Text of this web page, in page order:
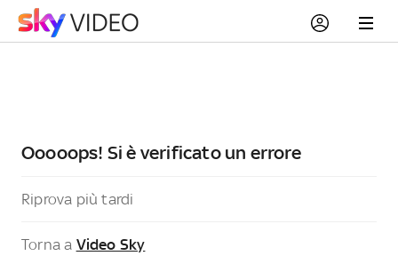
Ooooops! Si è verificato un errore
Riprova più tardi
Torna a Video Sky